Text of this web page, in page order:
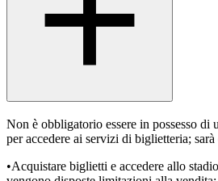
Non è obbligatorio essere in possesso di
per accedere ai servizi di biglietteria;
•Acquistare biglietti e accedere allo